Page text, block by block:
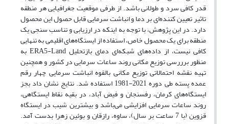
قدر کافی سرد و طولانی باشد. از طرفی موقعیت جغرافیایی هر منطقه
تاثیر تعیین کننده‌ای بر دما و انباشت سرمایی قابل حصول این محصول
دارد. در این پژوهش، با توجه به اینکه در ارزیابی و تناسب سنجی یک
منطقه برای یک محصول خاص، استفاده از ایستگاه‌های اقلیمی به تنهایی
کافی نیست، از داده‌های شبکه‌ای دمای بازتحلیل ERA5-Land به
منظور برررسی توزیع مکانی روند ساعات سرمایی در کشور و همچنین
تهیه نقشه احتمالاتی توزیع مکانی بالقوه انباشت سرمایی چهار رقم
عمده پسته طی دوره 2021-1981 استفاده شد. نتایج نشان داد بجز
ایستگاه‌های کرمان، رفسنجان و فیض آباد، در بقیه نقاط ایستگاهی،
روند ساعات سرمایی افزایشی می‌باشد و بیشترین شیب در ایستگاه‌
قزوین (با 7 ساعت بر سال)، ساوه، رازقان و بوئین زهرا بدست آمد.